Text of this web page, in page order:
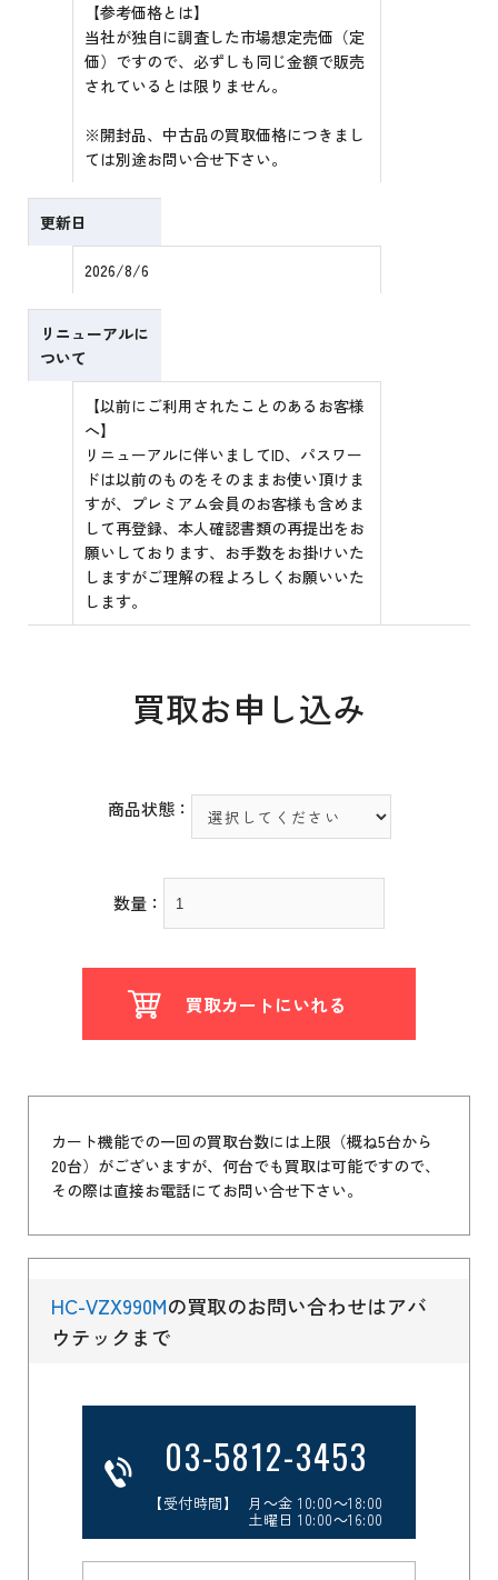
【参考価格とは】
当社が独自に調査した市場想定売価（定
価）ですので、必ずしも同じ金額で販売
されているとは限りません。
※開封品、中古品の買取価格につきまし
ては別途お問い合せ下さい。
更新日
2026/8/6
リニューアルに
ついて
【以前にご利用されたことのあるお客様
へ】
リニューアルに伴いましてID、パスワー
ドは以前のものをそのままお使い頂けま
すが、プレミアム会員のお客様も含めま
して再登録、本人確認書類の再提出をお
願いしております、お手数をお掛けいた
しますがご理解の程よろしくお願いいた
します。
買取お申し込み
商品状態：
数量：
買取カートにいれる
カート機能での一回の買取台数には上限（概ね5台から
20台）がございますが、何台でも買取は可能ですので、
その際は直接お電話にてお問い合せ下さい。
HC-VZX990Mの買取のお問い合わせはアバ
ウテックまで
03-5812-3453
【受付時間】 月～金 10:00～18:00
土曜日 10:00～16:00